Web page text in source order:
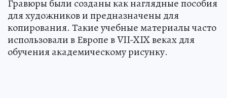
Гравюры были созданы как наглядные пособия
для художников и предназначены для
копирования. Такие учебные материалы часто
использовали в Европе в VII-XIX веках для
обучения академическому рисунку.